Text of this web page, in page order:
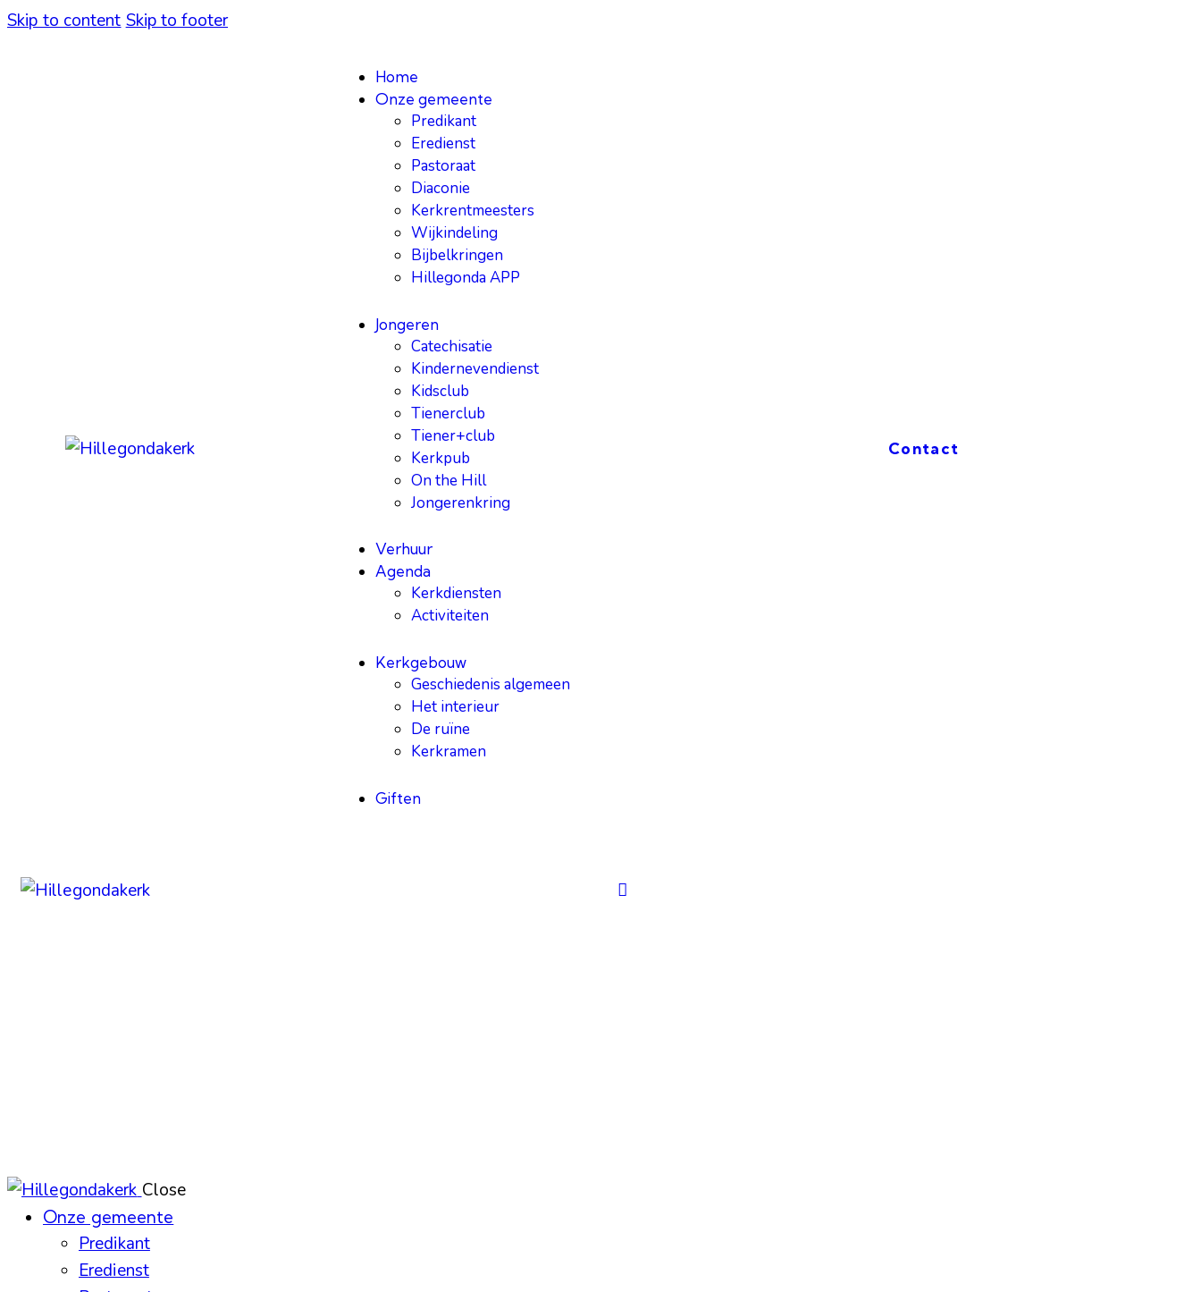
Skip to content Skip to footer
Home
Onze gemeente
Predikant
Eredienst
Pastoraat
Diaconie
Kerkrentmeesters
Wijkindeling
Bijbelkringen
Hillegonda APP
Jongeren
Catechisatie
Kindernevendienst
Kidsclub
Tienerclub
Tiener+club
Kerkpub
On the Hill
Jongerenkring
Verhuur
Agenda
Kerkdiensten
Activiteiten
Kerkgebouw
Geschiedenis algemeen
Het interieur
De ruïne
Kerkramen
Giften
Contact
Close
Onze gemeente
Predikant
Eredienst